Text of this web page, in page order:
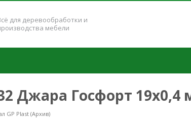
для деревообработки и
мебели
Джара Госфорт 19x0,4
GP Plast (Архив)